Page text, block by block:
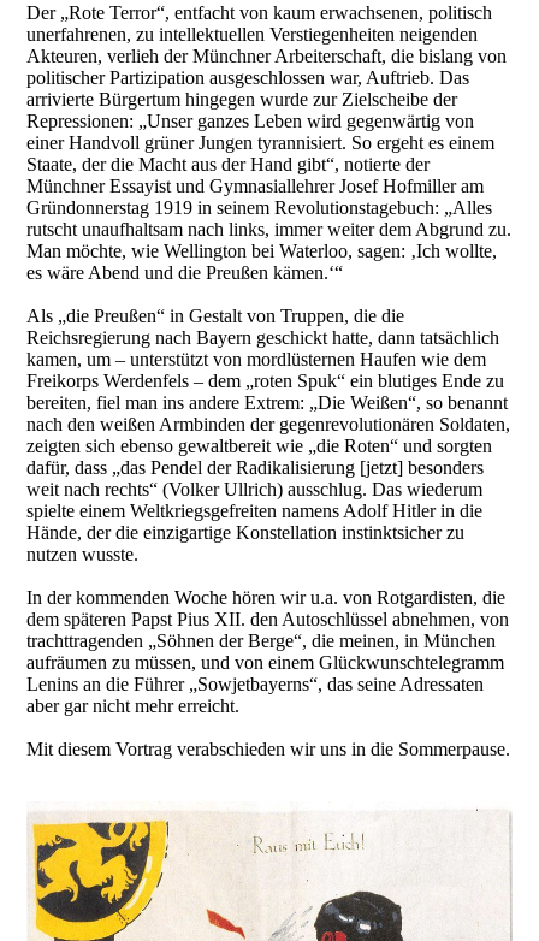
Der „Rote Terror“, entfacht von kaum erwachsenen, politisch
unerfahrenen, zu intellektuellen Verstiegenheiten neigenden
Akteuren, verlieh der Münchner Arbeiterschaft, die bislang von
politischer Partizipation ausgeschlossen war, Auftrieb. Das
arrivierte Bürgertum hingegen wurde zur Zielscheibe der
Repressionen: „Unser ganzes Leben wird gegenwärtig von
einer Handvoll grüner Jungen tyrannisiert. So ergeht es einem
Staate, der die Macht aus der Hand gibt“, notierte der
Münchner Essayist und Gymnasiallehrer Josef Hofmiller am
Gründonnerstag 1919 in seinem Revolutionstagebuch: „Alles
rutscht unaufhaltsam nach links, immer weiter dem Abgrund zu.
Man möchte, wie Wellington bei Waterloo, sagen: ‚Ich wollte,
es wäre Abend und die Preußen kämen.‘“
Als „die Preußen“ in Gestalt von Truppen, die die
Reichsregierung nach Bayern geschickt hatte, dann tatsächlich
kamen, um – unterstützt von mordlüsternen Haufen wie dem
Freikorps Werdenfels – dem „roten Spuk“ ein blutiges Ende zu
bereiten, fiel man ins andere Extrem: „Die Weißen“, so benannt
nach den weißen Armbinden der gegenrevolutionären Soldaten,
zeigten sich ebenso gewaltbereit wie „die Roten“ und sorgten
dafür, dass „das Pendel der Radikalisierung [jetzt] besonders
weit nach rechts“ (Volker Ullrich) ausschlug. Das wiederum
spielte einem Weltkriegsgefreiten namens Adolf Hitler in die
Hände, der die einzigartige Konstellation instinktsicher zu
nutzen wusste.
In der kommenden Woche hören wir u.a. von Rotgardisten, die
dem späteren Papst Pius XII. den Autoschlüssel abnehmen, von
trachttragenden „Söhnen der Berge“, die meinen, in München
aufräumen zu müssen, und von einem Glückwunschtelegramm
Lenins an die Führer „Sowjetbayerns“, das seine Adressaten
aber gar nicht mehr erreicht.
Mit diesem Vortrag verabschieden wir uns in die Sommerpause.